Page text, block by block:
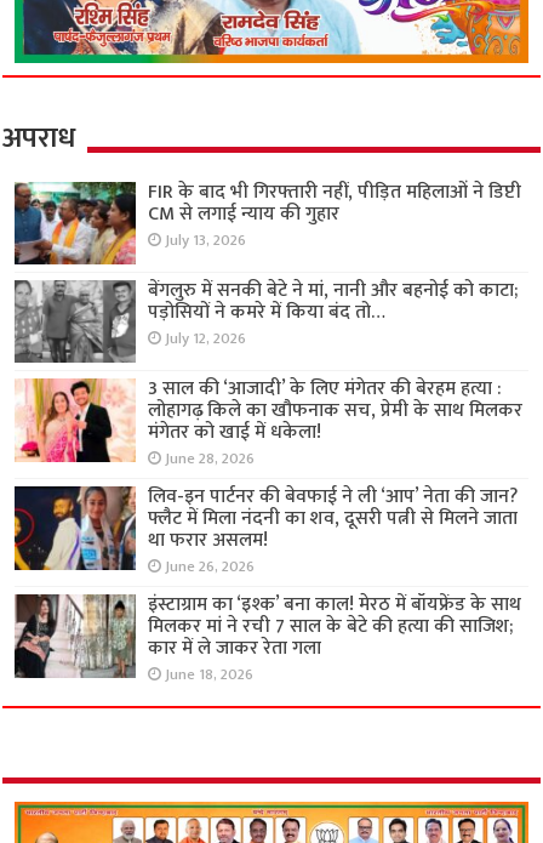
अपराध
FIR के बाद भी गिरफ्तारी नहीं, पीड़ित महिलाओं ने डिप्टी
CM से लगाई न्याय की गुहार
July 13, 2026
बेंगलुरु में सनकी बेटे ने मां, नानी और बहनोई को काटा;
पड़ोसियों ने कमरे में किया बंद तो…
July 12, 2026
3 साल की ‘आजादी’ के लिए मंगेतर की बेरहम हत्या :
लोहागढ़ किले का खौफनाक सच, प्रेमी के साथ मिलकर
मंगेतर को खाई में धकेला!
June 28, 2026
लिव-इन पार्टनर की बेवफाई ने ली ‘आप’ नेता की जान?
फ्लैट में मिला नंदनी का शव, दूसरी पत्नी से मिलने जाता
था फरार असलम!
June 26, 2026
इंस्टाग्राम का ‘इश्क’ बना काल! मेरठ में बॉयफ्रेंड के साथ
मिलकर मां ने रची 7 साल के बेटे की हत्या की साजिश;
कार में ले जाकर रेता गला
June 18, 2026